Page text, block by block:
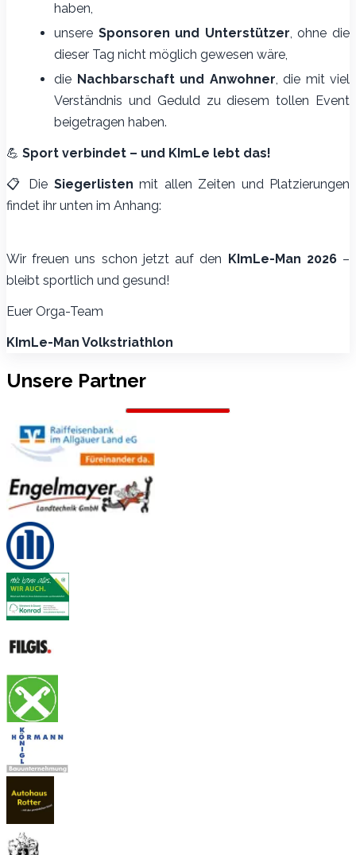
haben,
unsere Sponsoren und Unterstützer, ohne die
dieser Tag nicht möglich gewesen wäre,
die Nachbarschaft und Anwohner, die mit viel
Verständnis und Geduld zu diesem tollen Event
beigetragen haben.
💪 Sport verbindet – und KImLe lebt das!
📋 Die Siegerlisten mit allen Zeiten und Platzierungen
findet ihr unten im Anhang:
Wir freuen uns schon jetzt auf den KImLe-Man 2026–
bleibt sportlich und gesund!
Euer Orga-Team
KImLe-Man Volkstriathlon
Unsere Partner